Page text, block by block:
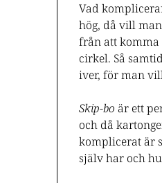
Vad
hög, då vill
från att komma
cirkel. Så
iver, för man
Skip-bo är ett
och då
komplicerat är
själv har och